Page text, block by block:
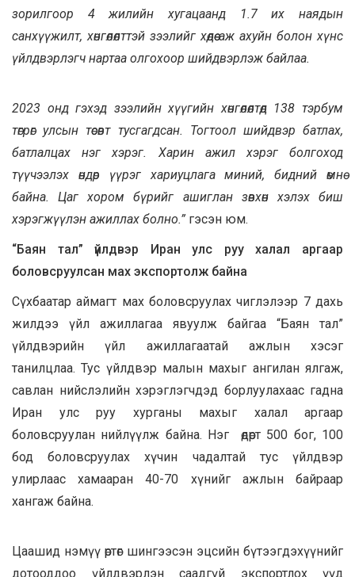
зорилгоор 4 жилийн хугацаанд 1.7 их наядын
санхүүжилт, хөнгөлөлттэй зээлийг хөдөө аж ахуйн болон хүнс
үйлдвэрлэгч нартаа олгохоор шийдвэрлэж байлаа.
2023 онд гэхэд зээлийн хүүгийн хөнгөлөлтөд 138 тэрбум
төгрөг улсын төсөвт тусгагдсан. Тогтоол шийдвэр батлах,
батлалцах нэг хэрэг. Харин ажил хэрэг болгоход
түүчээлэх өндөр үүрэг хариуцлага миний, бидний өмнө
байна. Цаг хором бүрийг ашиглан зөвхөн хэлэх биш
хэрэгжүүлэн ажиллах болно.” гэсэн юм.
“Баян тал” үйлдвэр Иран улс руу халал аргаар
боловсруулсан мах экспортолж байна
Сүхбаатар аймагт мах боловсруулах чиглэлээр 7 дахь
жилдээ үйл ажиллагаа явуулж байгаа “Баян тал”
үйлдвэрийн үйл ажиллагаатай ажлын хэсэг
танилцлаа. Тус үйлдвэр малын махыг ангилан ялгаж,
савлан нийслэлийн хэрэглэгчдэд борлуулахаас гадна
Иран улс руу хурганы махыг халал аргаар
боловсруулан нийлүүлж байна. Нэг өдөрт 500 бог, 100
бод боловсруулах хүчин чадалтай тус үйлдвэр
улирлаас хамааран 40-70 хүнийг ажлын байраар
хангаж байна.
Цаашид нэмүү өртөг шингээсэн эцсийн бүтээгдэхүүнийг
дотооддоо үйлдвэрлэн саадгүй экспортлох үүд